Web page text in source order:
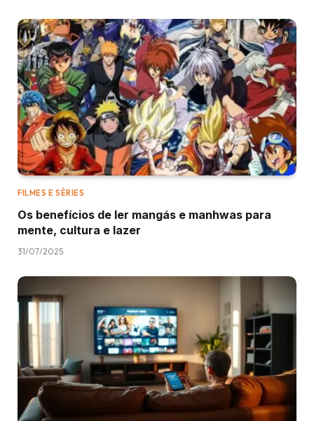
FILMES E SÉRIES
Os benefícios de ler mangás e manhwas para
mente, cultura e lazer
31/07/2025